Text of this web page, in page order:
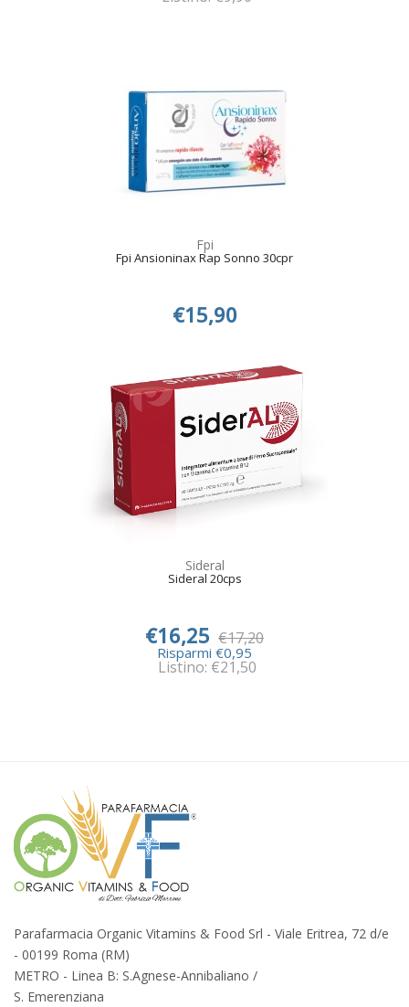
Fpi
Fpi Ansioninax Rap Sonno 30cpr
€15,90
Sideral
Sideral 20cps
€16,25 €17,20
Risparmi €0,95
Listino: €21,50
Parafarmacia Organic Vitamins & Food Srl - Viale Eritrea, 72 d/e
- 00199 Roma (RM)
METRO - Linea B: S.Agnese-Annibaliano /
S. Emerenziana